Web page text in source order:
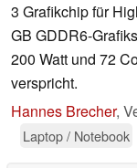
3 Grafikchip für
GB GDDR6-
200 Watt und 72
verspricht.
Hannes Brecher,
Laptop / Notebook